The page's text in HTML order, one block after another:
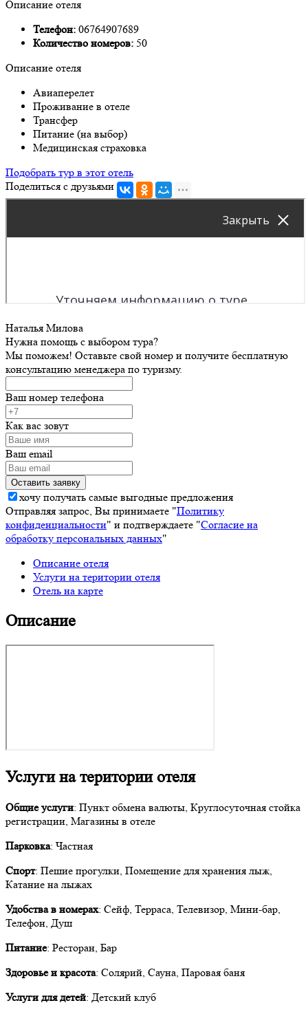
Описание отеля
Телефон: 06764907689
Количество номеров: 50
Описание отеля
Авиаперелет
Проживание в отеле
Трансфер
Питание (на выбор)
Медицинская страховка
Подобрать тур в этот отель
Поделиться с друзьями
Наталья Милова
Нужна помощь с выбором тура?
Мы поможем! Оставьте свой номер и получите бесплатную
консультацию менеджера по туризму.
Ваш номер телефона
Как вас зовут
Ваш email
хочу получать самые выгодные предложения
Отправляя запрос, Вы принимаете "Политику
конфиденциальности" и подтверждаете "Согласие на
обработку персональных данных"
Описание отеля
Услуги на територии отеля
Отель на карте
Описание
Услуги на територии отеля
Общие услуги: Пункт обмена валюты, Круглосуточная стойка
регистрации, Магазины в отеле
Парковка: Частная
Спорт: Пешие прогулки, Помещение для хранения лыж,
Катание на лыжах
Удобства в номерах: Сейф, Терраса, Телевизор, Мини-бар,
Телефон, Душ
Питание: Ресторан, Бар
Здоровье и красота: Солярий, Сауна, Паровая баня
Услуги для детей: Детский клуб